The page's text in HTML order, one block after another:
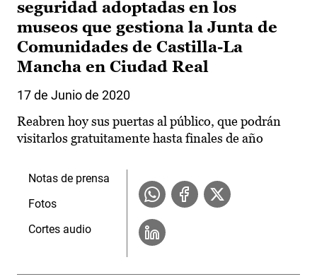
seguridad adoptadas en los
museos que gestiona la Junta de
Comunidades de Castilla-La
Mancha en Ciudad Real
17 de Junio de 2020
Reabren hoy sus puertas al público, que podrán
visitarlos gratuitamente hasta finales de año
Notas de prensa
Fotos
Cortes audio